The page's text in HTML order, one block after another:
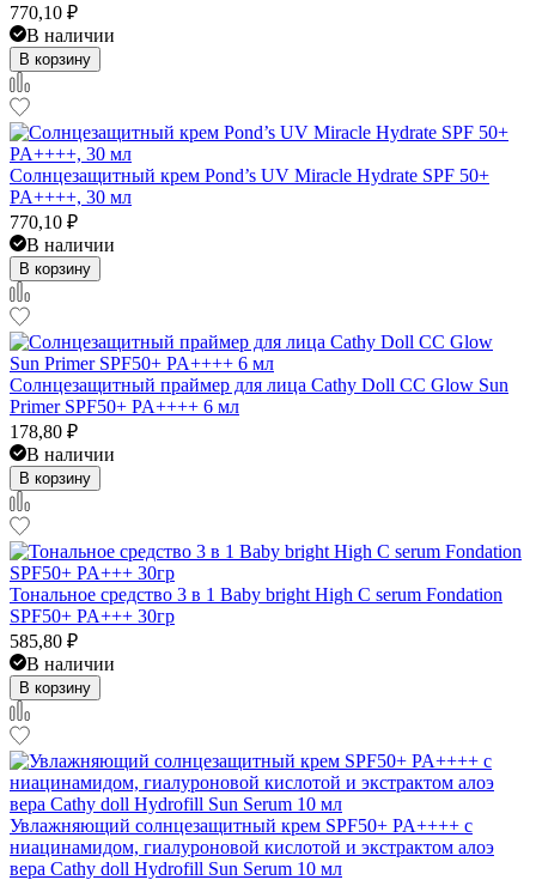
770,10 ₽
В наличии
В корзину
Солнцезащитный крем Pond’s UV Miracle Hydrate SPF 50+
PA++++, 30 мл
770,10 ₽
В наличии
В корзину
Солнцезащитный праймер для лица Cathy Doll CC Glow Sun
Primer SPF50+ PA++++ 6 мл
178,80 ₽
В наличии
В корзину
Тональное средство 3 в 1 Baby bright High C serum Fondation
SPF50+ PA+++ 30гр
585,80 ₽
В наличии
В корзину
Увлажняющий солнцезащитный крем SPF50+ PA++++ с
ниацинамидом, гиалуроновой кислотой и экстрактом алоэ
вера Cathy doll Hydrofill Sun Serum 10 мл